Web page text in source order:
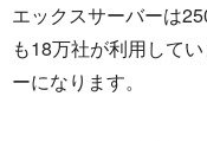
エックスサーバーは
も18万社が利用して
ーになります。